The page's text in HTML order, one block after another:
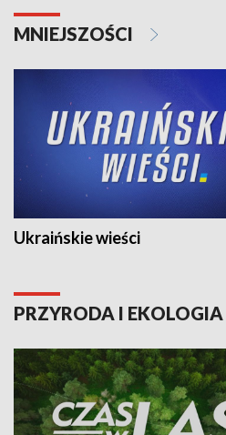
MNIEJSZOŚCI
Ukraińskie wieści
PRZYRODA I EKOLOGIA